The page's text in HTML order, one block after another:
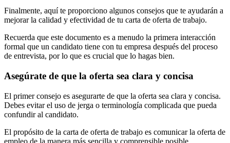
Finalmente, aquí te proporciono algunos consejos que te ayudarán a
mejorar la calidad y efectividad de tu carta de oferta de trabajo.
Recuerda que este documento es a menudo la primera interacción
formal que un candidato tiene con tu empresa después del proceso
de entrevista, por lo que es crucial que lo hagas bien.
Asegúrate de que la oferta sea clara y concisa
El primer consejo es asegurarte de que la oferta sea clara y concisa.
Debes evitar el uso de jerga o terminología complicada que pueda
confundir al candidato.
El propósito de la carta de oferta de trabajo es comunicar la oferta de
empleo de la manera más sencilla y comprensible posible.